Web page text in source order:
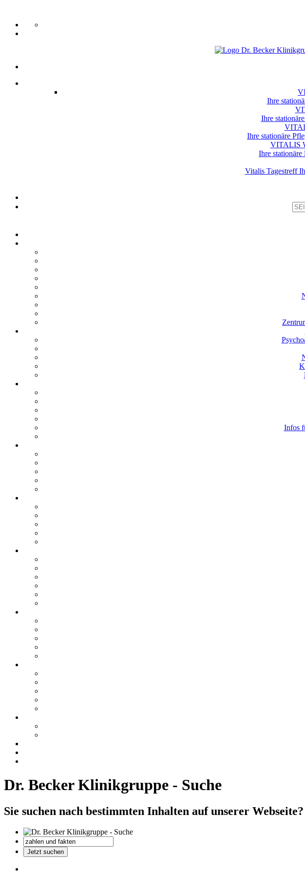
Ihre
Ihre
Ihre stationäre
VITALIS
Ihre stationäre
Vitalis Tagestreff
Infos
Dr. Becker Klinikgruppe - Suche
Sie suchen nach bestimmten Inhalten auf unserer